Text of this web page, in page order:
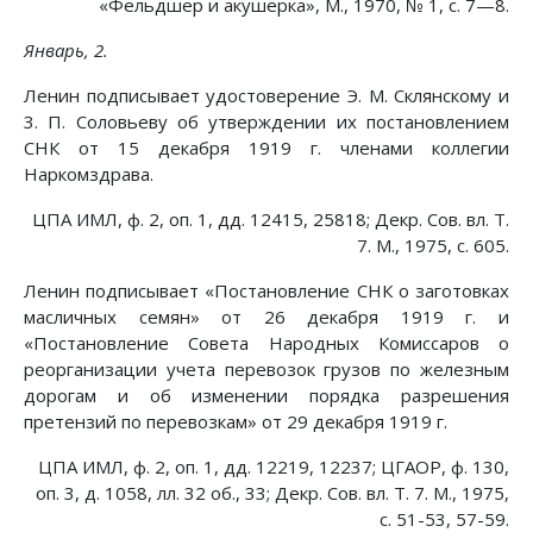
«Фельдшер и акушерка», М., 1970, № 1, с. 7—8.
Январь, 2.
Ленин подписывает удостоверение Э. М. Склянскому и
3. П. Соловьеву об утверждении их постановлением
СНК от 15 декабря 1919 г. членами коллегии
Наркомздрава.
ЦПА ИМЛ, ф. 2, оп. 1, дд. 12415, 25818; Декр. Сов. вл. Т.
7. М., 1975, с. 605.
Ленин подписывает «Постановление СНК о заготовках
масличных семян» от 26 декабря 1919 г. и
«Постановление Совета Народных Комиссаров о
реорганизации учета перевозок грузов по железным
дорогам и об изменении порядка разрешения
претензий по перевозкам» от 29 декабря 1919 г.
ЦПА ИМЛ, ф. 2, оп. 1, дд. 12219, 12237; ЦГАОР, ф. 130,
оп. 3, д. 1058, лл. 32 об., 33; Декр. Сов. вл. Т. 7. М., 1975,
с. 51-53, 57-59.